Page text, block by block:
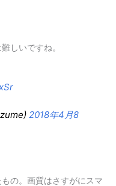
しいですね。
2018年4月8
の。画質はさすがにスマ